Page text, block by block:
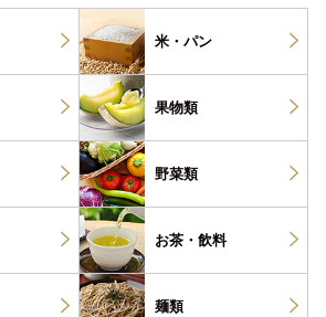
米・パン
果物類
野菜類
お茶・ 飲料
麺類